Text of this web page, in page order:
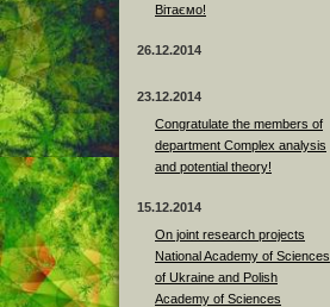
Вітаємо!
26.12.2014
23.12.2014
Сongratulate the members of
department Complex analysis
and potential theory!
15.12.2014
On joint research projects
National Academy of Sciences
of Ukraine and Polish
Academy of Sciences